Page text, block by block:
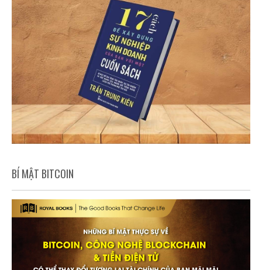
BÍ MẬT BITCOIN